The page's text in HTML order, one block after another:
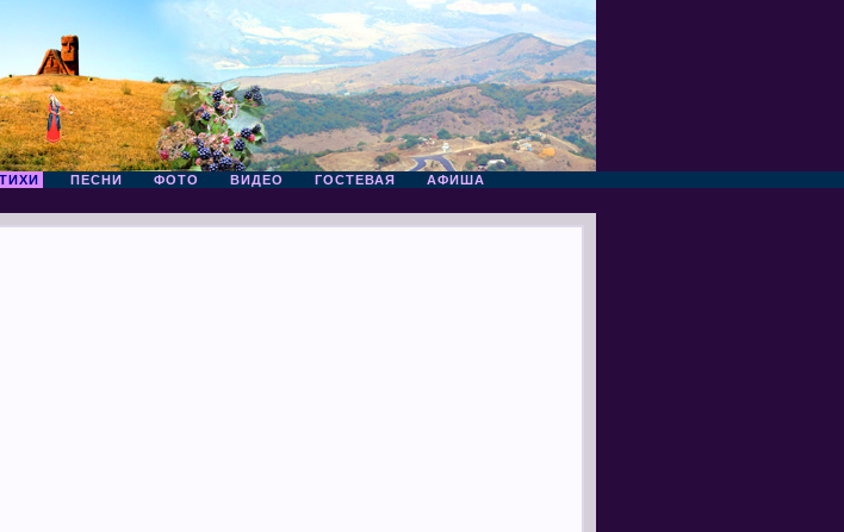
ПЕСНИ ФОТО ВИДЕО ГОСТЕВАЯ АФИША